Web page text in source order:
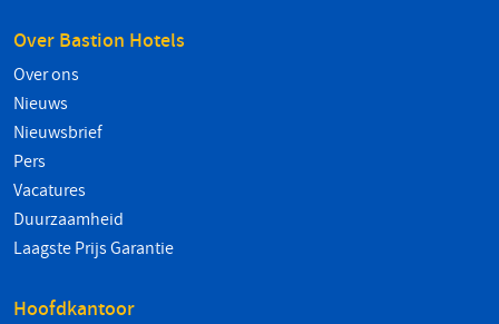
Over Bastion Hotels
Over ons
Nieuws
Nieuwsbrief
Pers
Vacatures
Duurzaamheid
Laagste Prijs Garantie
Hoofdkantoor